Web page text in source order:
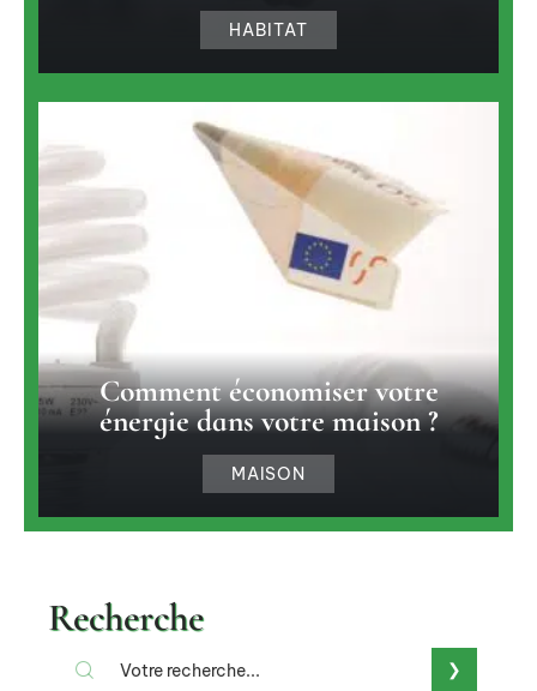
HABITAT
Comment économiser votre
énergie dans votre maison ?
MAISON
Recherche